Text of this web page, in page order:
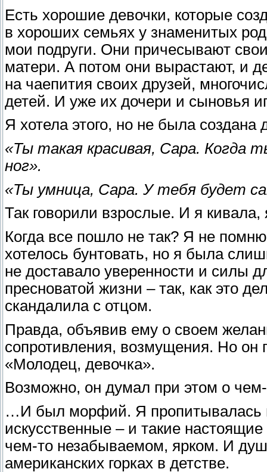
Есть хорошие девочки, которые
в хороших семьях у знаменитых
мои подруги. Они причесывают
матери. А потом они вырастают, и
на чаепития своих друзей,
детей. И уже их дочери и сыновья
Я хотела этого, но не была создана
«Ты такая красивая, Сара. Когда
ног».
«Ты умница, Сара. У тебя будет
Так говорили взрослые. И я
Когда все пошло не так? Я не
хотелось бунтовать, но я была
не доставало уверенности и силы
пресноватой жизни – так, как это
скандалила с отцом.
Правда, объявив ему о своем
сопротивления, возмущения. Но он
«Молодец, девочка».
Возможно, он думал при этом о
…И был морфий. Я пропитывалась
искусственные – и такие
чем-то незабываемом, ярком. И
американских горках в детстве.